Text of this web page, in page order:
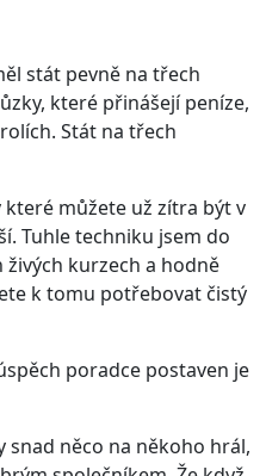
stát pevně na třech
které přinášejí peníze,
Stát na třech
můžete už zítra být v
Tuhle techniku jsem do
kurzech a hodně
k tomu potřebovat čistý
poradce postaven je
snad něco na někoho hrál,